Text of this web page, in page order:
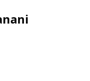
Inhalt springen